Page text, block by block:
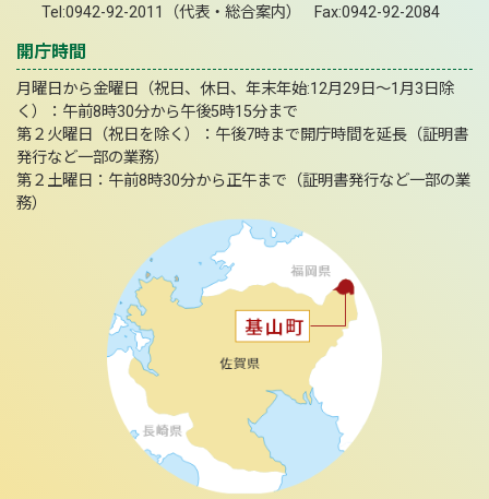
Tel:0942-92-2011（代表・総合案内） Fax:0942-92-2084
開庁時間
月曜日から金曜日（祝日、休日、年末年始:12月29日～1月3日除
く）：午前8時30分から午後5時15分まで
第２火曜日（祝日を除く）：午後7時まで開庁時間を延長（証明書
発行など一部の業務）
第２土曜日：午前8時30分から正午まで（証明書発行など一部の業
務）